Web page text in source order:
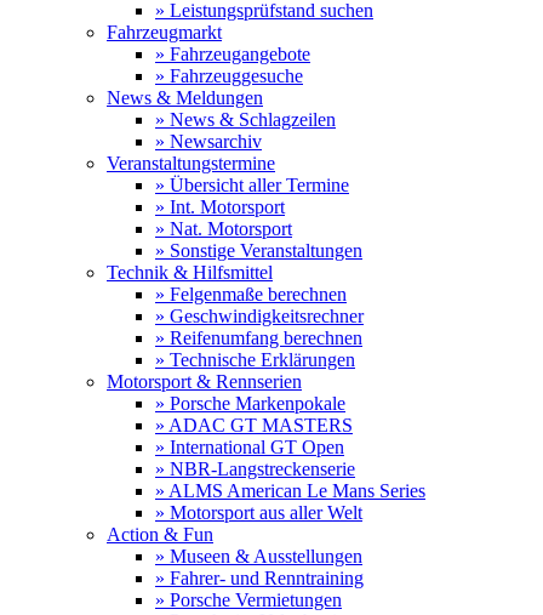
» Leistungsprüfstand suchen
Fahrzeugmarkt
» Fahrzeugangebote
» Fahrzeuggesuche
News & Meldungen
» News & Schlagzeilen
» Newsarchiv
Veranstaltungstermine
» Übersicht aller Termine
» Int. Motorsport
» Nat. Motorsport
» Sonstige Veranstaltungen
Technik & Hilfsmittel
» Felgenmaße berechnen
» Geschwindigkeitsrechner
» Reifenumfang berechnen
» Technische Erklärungen
Motorsport & Rennserien
» Porsche Markenpokale
» ADAC GT MASTERS
» International GT Open
» NBR-Langstreckenserie
» ALMS American Le Mans Series
» Motorsport aus aller Welt
Action & Fun
» Museen & Ausstellungen
» Fahrer- und Renntraining
» Porsche Vermietungen